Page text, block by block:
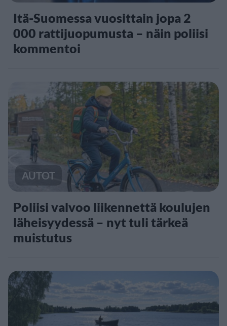
Itä-Suomessa vuosittain jopa 2
000 rattijuopumusta – näin poliisi
kommentoi
AUTOT
Poliisi valvoo liikennettä koulujen
läheisyydessä – nyt tuli tärkeä
muistutus